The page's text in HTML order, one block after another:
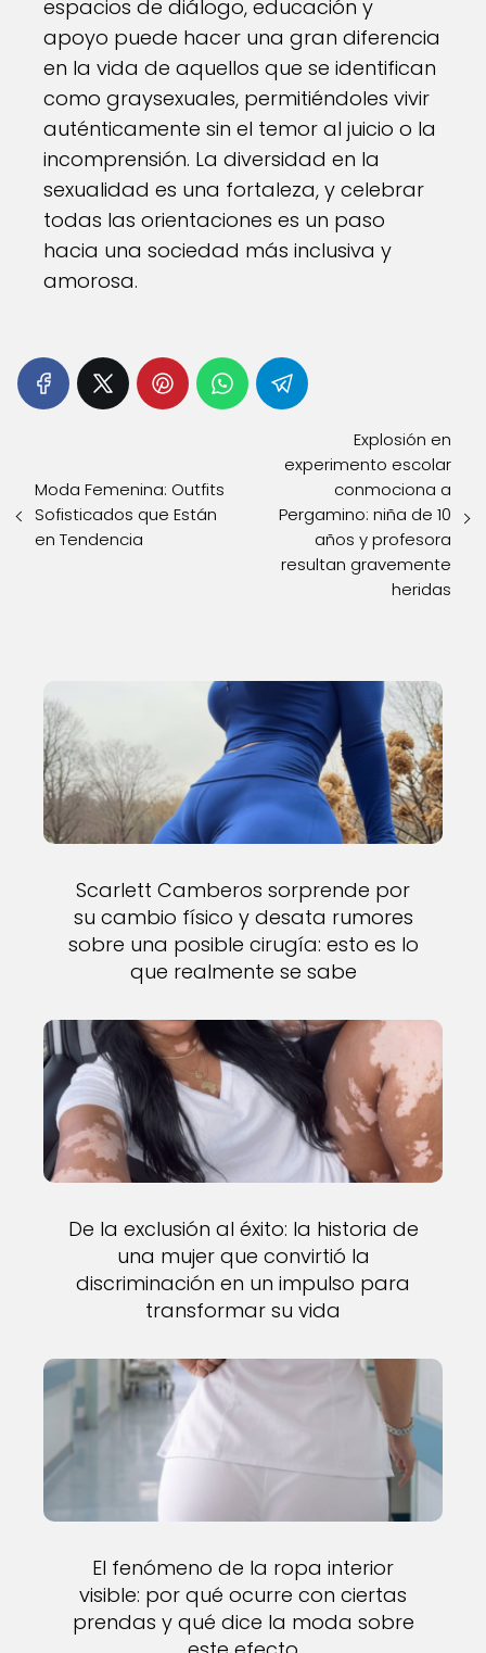
espacios de diálogo, educación y
apoyo puede hacer una gran diferencia
en la vida de aquellos que se identifican
como graysexuales, permitiéndoles vivir
auténticamente sin el temor al juicio o la
incomprensión. La diversidad en la
sexualidad es una fortaleza, y celebrar
todas las orientaciones es un paso
hacia una sociedad más inclusiva y
amorosa.
Moda Femenina: Outfits
Sofisticados que Están
en Tendencia
Explosión en
experimento escolar
conmociona a
Pergamino: niña de 10
años y profesora
resultan gravemente
heridas
Scarlett Camberos sorprende por
su cambio físico y desata rumores
sobre una posible cirugía: esto es lo
que realmente se sabe
De la exclusión al éxito: la historia de
una mujer que convirtió la
discriminación en un impulso para
transformar su vida
El fenómeno de la ropa interior
visible: por qué ocurre con ciertas
prendas y qué dice la moda sobre